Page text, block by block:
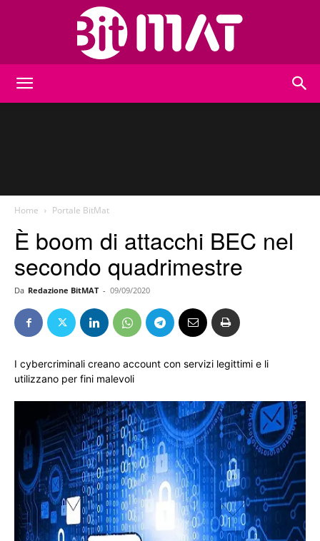
Home Portale BitMat
È boom di attacchi BEC nel
secondo quadrimestre
Da Redazione BitMAT - 09/09/2020
I cybercriminali creano account con servizi legittimi e li
utilizzano per fini malevoli